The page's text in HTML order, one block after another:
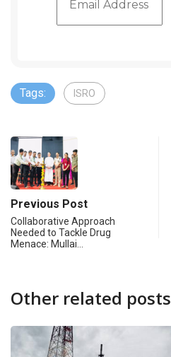
Tags: ISRO
Previous Post
Collaborative Approach
Needed to Tackle Drug
Menace: Mullai…
Other related posts